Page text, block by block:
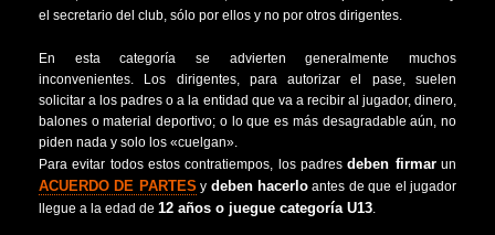
el secretario del club, sólo por ellos y no por otros dirigentes.
En esta categoría se advierten generalmente muchos
inconvenientes. Los dirigentes, para autorizar el pase, suelen
solicitar a los padres o a la entidad que va a recibir al jugador, dinero,
balones o material deportivo; o lo que es más desagradable aún, no
piden nada y solo los «cuelgan».
Para evitar todos estos contratiempos, los padresdeben firmarun
ACUERDO DE PARTES y deben hacerlo antes de que el jugador
llegue a la edad de 12 años o juegue categoría U13.